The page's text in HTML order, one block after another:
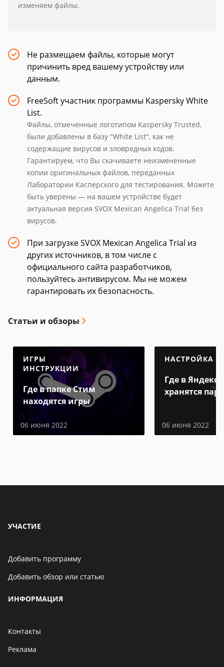
изменяем файлы.
Не размещаем файлы, которые могут
причинить вред вашему устройству или
данным.
FreeSoft участник программы Kaspersky White
List.
Файлы, отмеченные логотипом Kaspersky Trusted,
были добавлены в базу "White List", как не
содержащие вирусов и зловредных кодов.
Гарантируем, что Вы скачиваете неизмененные
копии оригинальных файлов, переданных
Лаборатории Касперского для тестирования. Можете
быть уверены — на вашем устройстве будет
актуальная версия SVOX Mexican Angelica Trial без
вирусов.
При загрузке SVOX Mexican Angelica Trial из
других источников, в том числе с
официального сайта разработчиков,
пользуйтесь антивирусом. Мы не можем
гарантировать их безопасность.
Статьи и обзоры
ИГРЫ
ИНСТРУКЦИИ
Где в папке Стим
находятся игры
06 июня 2022
НАСТРОЙКА
Где в Яндекс
хранятся
06 июня 2022
УЧАСТИЕ
Добавить программу
Добавить обзор или статью
ИНФОРМАЦИЯ
Контакты
Реклама